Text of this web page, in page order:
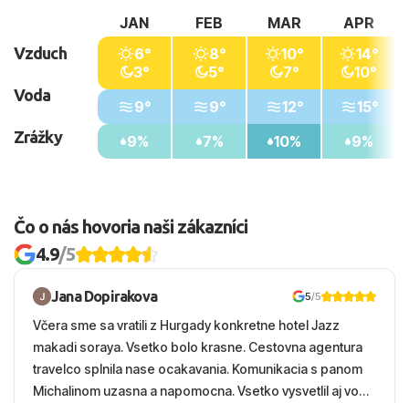
Vzduch
Voda
Zrážky
JAN
6°
3°
9°
9%
FEB
8°
5°
9°
7%
MAR
10°
7°
12°
10%
APR
14°
10°
15°
9%
Čo o nás hovoria naši zákazníci
4.9/5
Jana Dopirakova 5/5
Včera sme sa vratili z Hurgady konkretne hotel Jazz
makadi soraya. Vsetko bolo krasne. Cestovna agentura
travelco splnila nase ocakavania. Komunikacia s panom
Michalinom uzasna a napomocna. Vsetko vysvetlil aj vo